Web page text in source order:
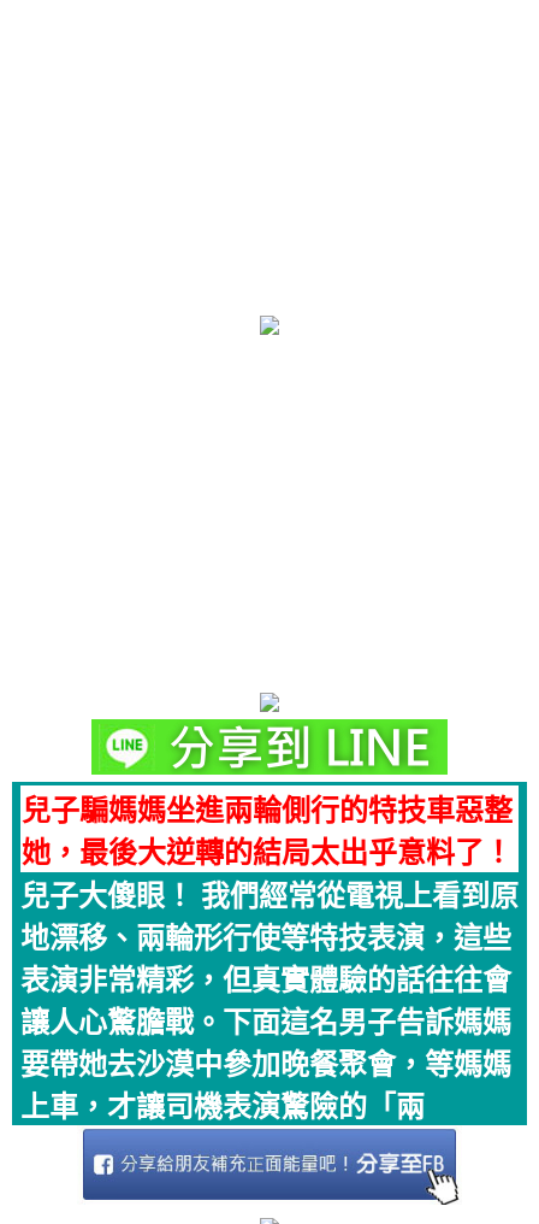
兒子騙媽媽坐進兩輪側行的特技車惡整
她，最後大逆轉的結局太出乎意料了！
兒子大傻眼！ 我們經常從電視上看到原
地漂移、兩輪形行使等特技表演，這些
表演非常精彩，但真實體驗的話往往會
讓人心驚膽戰。下面這名男子告訴媽媽
要帶她去沙漠中參加晚餐聚會，等媽媽
上車，才讓司機表演驚險的「兩